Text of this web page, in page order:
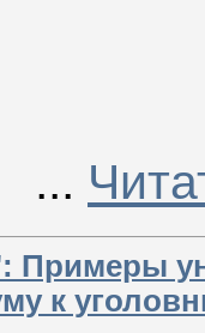
...
Примеры
к